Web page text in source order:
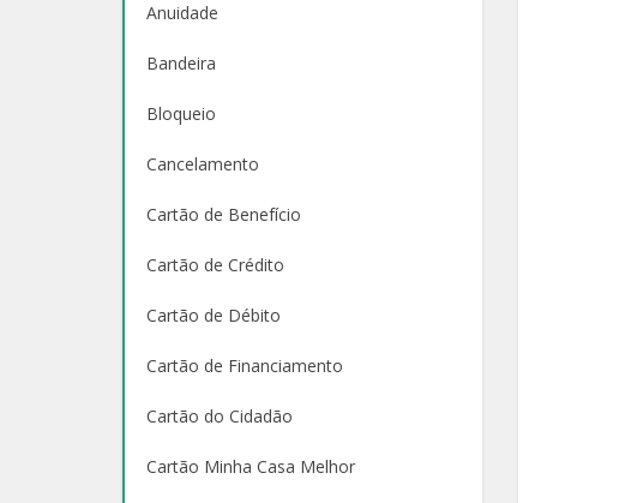
Anuidade
Bandeira
Bloqueio
Cancelamento
Cartão de Benefício
Cartão de Crédito
Cartão de Débito
Cartão de Financiamento
Cartão do Cidadão
Cartão Minha Casa Melhor